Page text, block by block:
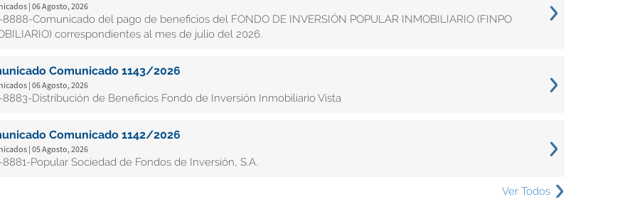
| 06 Agosto, 2026
8888-Comunicado del pago de beneficios del FONDO DE INVERSIÓN POPULAR INMOBILIARIO (FINPO
correspondientes al mes de julio del 2026.
Comunicado 1143/2026
| 06 Agosto, 2026
8883-Distribución de Beneficios Fondo de Inversión Inmobiliario Vista
Comunicado 1142/2026
| 05 Agosto, 2026
8881-Popular Sociedad de Fondos de Inversión, S.A.
Ver Todos